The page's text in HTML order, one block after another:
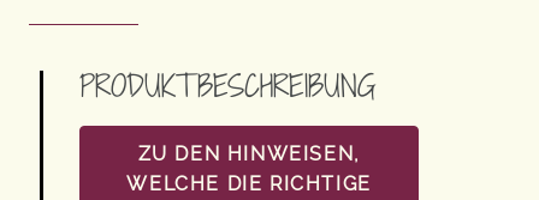
PRODUKTBESCHREIBUNG
ZU DEN HINWEISEN,
WELCHE DIE RICHTIGE